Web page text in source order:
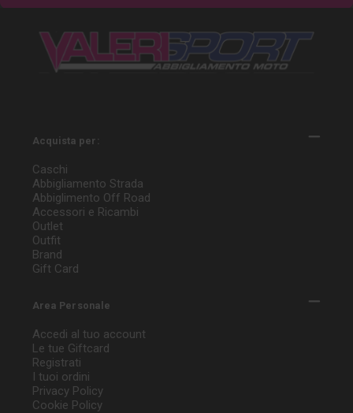
Acquista per:
Caschi
Abbigliamento Strada
Abbiglimento Off Road
Accessori e Ricambi
Outlet
Outfit
Brand
Gift Card
Area Personale
Accedi al tuo account
Le tue Giftcard
Registrati
I tuoi ordini
Privacy Policy
Cookie Policy